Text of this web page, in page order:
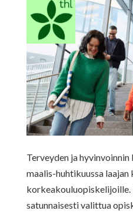
Terveyden ja
maalis-huhtikuussa laajan
korkeakouluopiskelijoille.
satunnaisesti valittua